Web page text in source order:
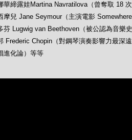
華締露娃Martina Navratilova（曾奪取 18 次
兒 Jane Seymour（主演電影 Somewhere
Lugwig van Beethoven（被公認為音樂史
Frederic Chopin（對鋼琴演奏影響力最深遠
進化論）等等